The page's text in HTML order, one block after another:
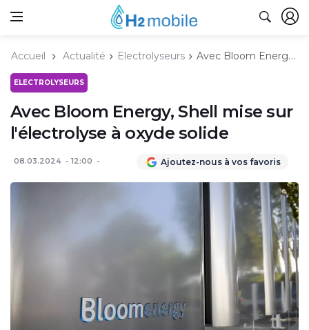
Accueil Actualité Electrolyseurs Avec Bloom Energy, Shell mise sur l'électrolyse à oxyde solide
ELECTROLYSEURS
Avec Bloom Energy, Shell mise sur
l'électrolyse à oxyde solide
08.03.2024 12:00 Ajoutez-nous à vos favoris